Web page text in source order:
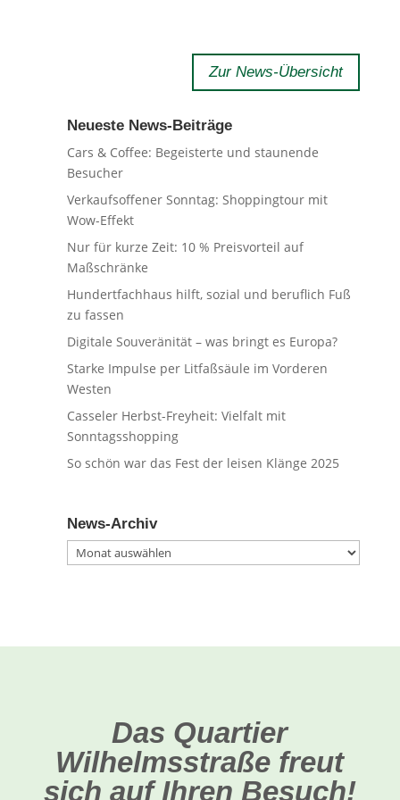
Zur News-Übersicht
Neueste News-Beiträge
Cars & Coffee: Begeisterte und staunende
Besucher
Verkaufsoffener Sonntag: Shoppingtour mit
Wow-Effekt
Nur für kurze Zeit: 10 % Preisvorteil auf
Maßschränke
Hundertfachhaus hilft, sozial und beruflich Fuß
zu fassen
Digitale Souveränität – was bringt es Europa?
Starke Impulse per Litfaßsäule im Vorderen
Westen
Casseler Herbst-Freyheit: Vielfalt mit
Sonntagsshopping
So schön war das Fest der leisen Klänge 2025
News-Archiv
News-
Archiv
Das Quartier
Wilhelmsstraße freut
sich auf Ihren Besuch!